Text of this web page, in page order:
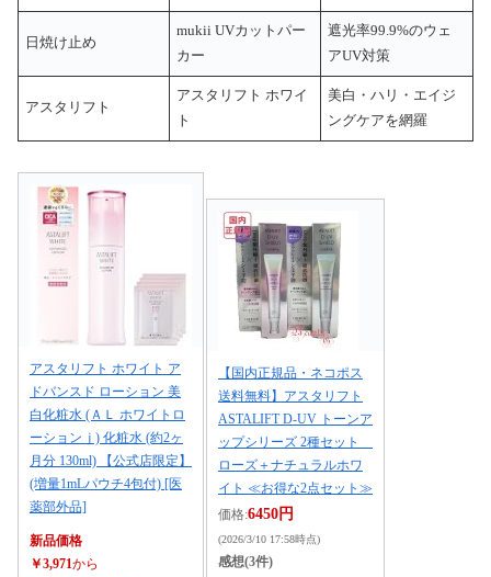
日焼け止め
mukii UVカットパー
カー
遮光率99.9%のウェ
アUV対策
アスタリフト
アスタリフト ホワイ
ト
美白・ハリ・エイジ
ングケアを網羅
アスタリフト ホワイト ア
ドバンスド ローション 美
白化粧水 (ＡＬ ホワイトロ
ーションｊ) 化粧水 (約2ヶ
月分 130ml) 【公式店限定】
(増量1mLパウチ4包付) [医
薬部外品]
新品価格
￥3,971から
【国内正規品・ネコポス
送料無料】アスタリフト
ASTALIFT D-UV トーンア
ップシリーズ 2種セット
ローズ＋ナチュラルホワ
イト ≪お得な2点セット≫
価格:6450円
(2026/3/10 17:58時点)
感想(3件)